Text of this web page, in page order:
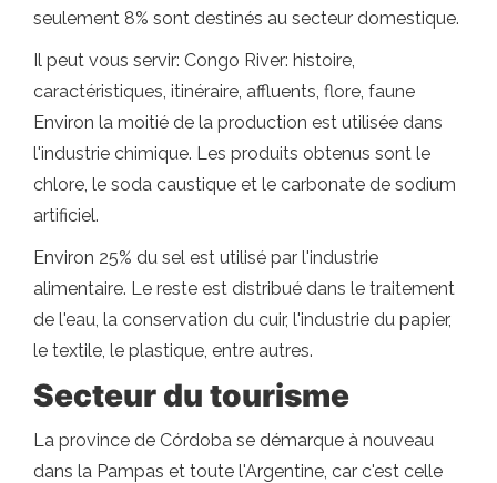
seulement 8% sont destinés au secteur domestique.
Il peut vous servir: Congo River: histoire,
caractéristiques, itinéraire, affluents, flore, faune
Environ la moitié de la production est utilisée dans
l'industrie chimique. Les produits obtenus sont le
chlore, le soda caustique et le carbonate de sodium
artificiel.
Environ 25% du sel est utilisé par l'industrie
alimentaire. Le reste est distribué dans le traitement
de l'eau, la conservation du cuir, l'industrie du papier,
le textile, le plastique, entre autres.
Secteur du tourisme
La province de Córdoba se démarque à nouveau
dans la Pampas et toute l'Argentine, car c'est celle